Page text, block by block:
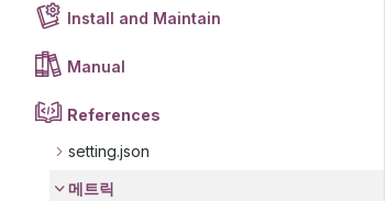
Install and Maintain
Manual
References
setting.json
메트릭